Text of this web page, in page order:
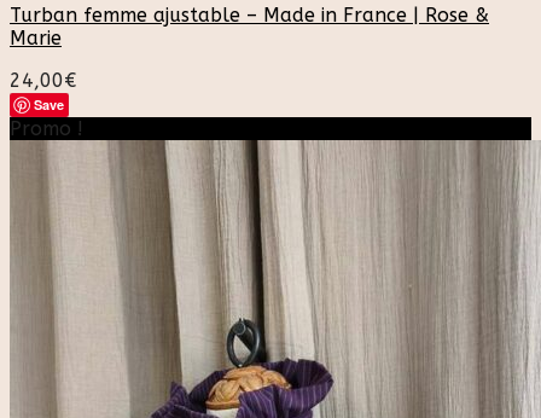
Turban femme ajustable – Made in France | Rose &
Marie
24,00€
Save
Promo !